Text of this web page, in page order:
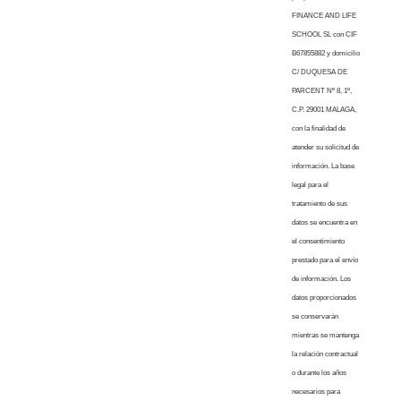
FINANCE AND LIFE
SCHOOL SL con CIF
B67855882 y domicilio
C/ DUQUESA DE
PARCENT Nº 8, 1º,
C.P. 29001 MALAGA,
con la finalidad de
atender su solicitud de
información. La base
legal para el
tratamiento de sus
datos se encuentra en
el consentimiento
prestado para el envío
de información. Los
datos proporcionados
se conservarán
mientras se mantenga
la relación contractual
o durante los años
necesarios para